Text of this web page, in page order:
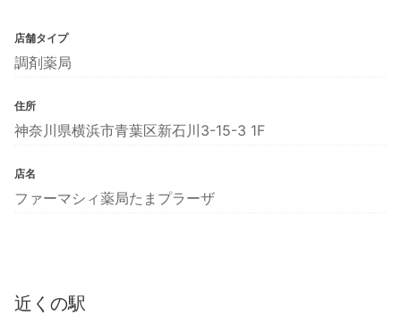
店舗タイプ
調剤薬局
住所
神奈川県横浜市青葉区新石川3-15-3 1F
店名
ファーマシィ薬局たまプラーザ
近くの駅